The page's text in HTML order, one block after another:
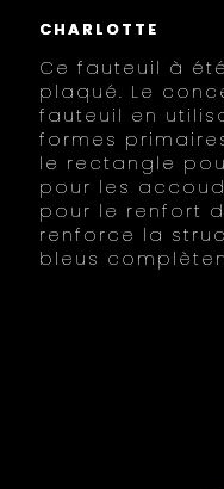
CHARLOTTE
Ce fauteuil à
plaqué. Le
fauteuil en
formes
le rectangle
pour les
pour le renfort
renforce la
bleus